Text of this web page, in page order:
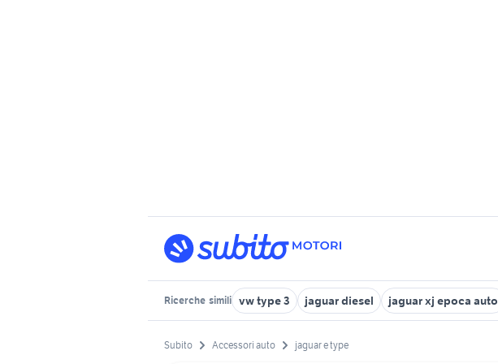
Ricerche simili vw type 3 jaguar diesel jaguar xj epoca auto
Subito Accessori auto jaguar e type